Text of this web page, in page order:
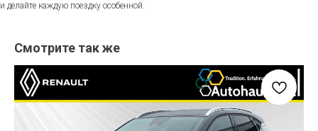
и делайте каждую поездку особенной.
Смотрите так же